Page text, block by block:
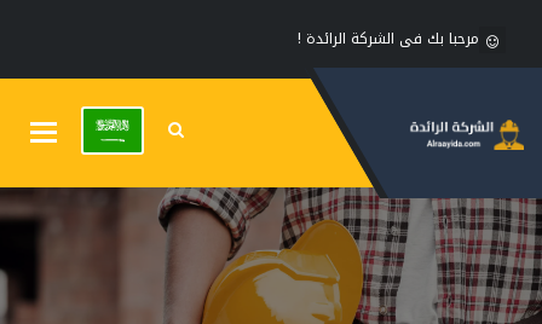
مرحبا بك فى الشركة الرائدة !